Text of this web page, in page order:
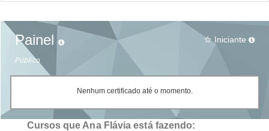
Painel
Público
star_border Iniciante
Nenhum certificado até o momento.
Cursos que Ana Flávia está fazendo: